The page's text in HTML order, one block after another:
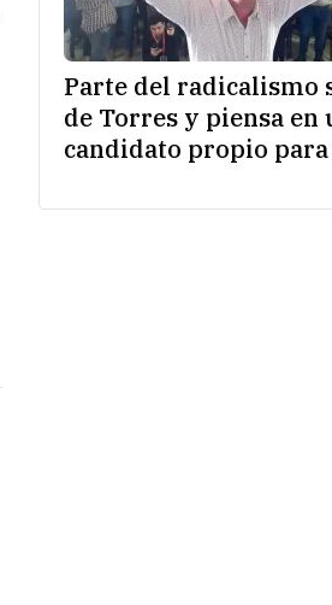
Parte del radicalismo
de Torres y piensa en
candidato propio para